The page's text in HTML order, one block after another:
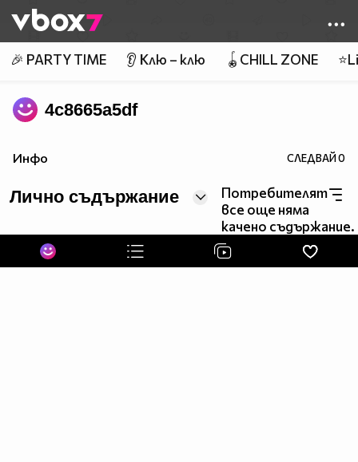
👾
🎉 PARTY TIME 👂 Клю – клю 🪀CHILL ZONE
4c8665a5df
Инфо СЛЕДВАЙ0
Лично съдържание
Потребителят
все още няма
качено съдържание.